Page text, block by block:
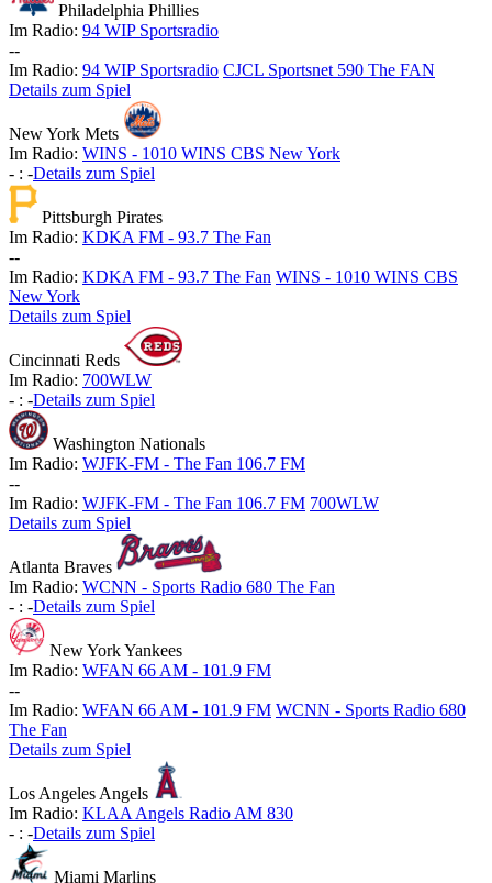
Philadelphia Phillies
Im Radio: 94 WIP Sportsradio
--
Im Radio: 94 WIP Sportsradio CJCL Sportsnet 590 The FAN
Details zum Spiel
New York Mets
Im Radio: WINS - 1010 WINS CBS New York
- : -Details zum Spiel
Pittsburgh Pirates
Im Radio: KDKA FM - 93.7 The Fan
--
Im Radio: KDKA FM - 93.7 The Fan WINS - 1010 WINS CBS
New York
Details zum Spiel
Cincinnati Reds
Im Radio: 700WLW
- : -Details zum Spiel
Washington Nationals
Im Radio: WJFK-FM - The Fan 106.7 FM
--
Im Radio: WJFK-FM - The Fan 106.7 FM 700WLW
Details zum Spiel
Atlanta Braves
Im Radio: WCNN - Sports Radio 680 The Fan
- : -Details zum Spiel
New York Yankees
Im Radio: WFAN 66 AM - 101.9 FM
--
Im Radio: WFAN 66 AM - 101.9 FM WCNN - Sports Radio 680
The Fan
Details zum Spiel
Los Angeles Angels
Im Radio: KLAA Angels Radio AM 830
- : -Details zum Spiel
Miami Marlins